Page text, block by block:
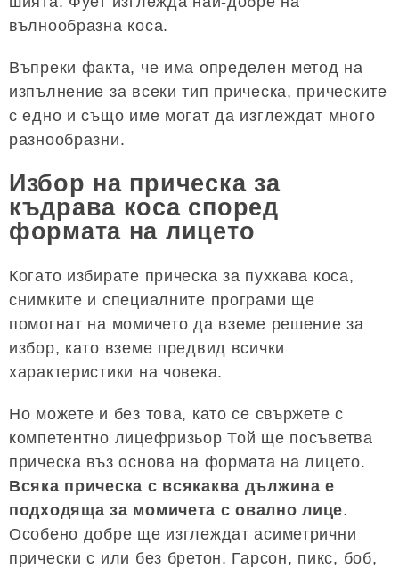
вълнообразна коса.
Въпреки факта, че има определен метод на
изпълнение за всеки тип прическа, прическите
с едно и също име могат да изглеждат много
разнообразни.
Избор на прическа за
къдрава коса според
формата на лицето
Когато избирате прическа за пухкава коса,
снимките и специалните програми ще
помогнат на момичето да вземе решение за
избор, като вземе предвид всички
характеристики на човека.
Но можете и без това, като се свържете с
компетентно лицефризьор Той ще посъветва
прическа въз основа на формата на лицето.
Всяка прическа с всякаква дължина е
подходяща за момичета с овално лице.
Особено добре ще изглеждат асиметрични
прически с или без бретон. Гарсон, пикс, боб,